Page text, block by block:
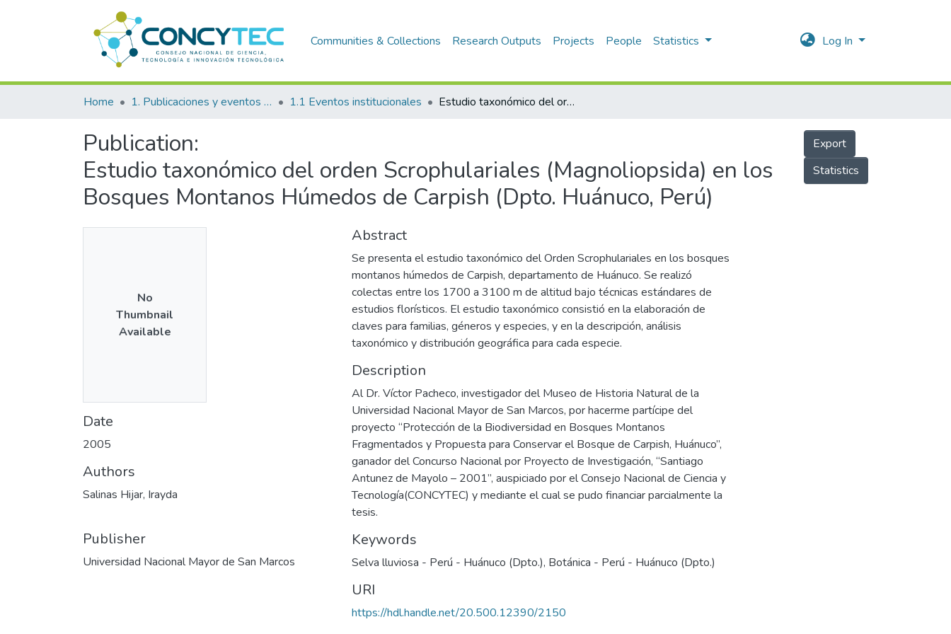
Communities & Collections Research Outputs Projects People Statistics Log In
Home 1. Publicaciones y eventos institucionales 1.1 Eventos institucionales Estudio taxonómico del orden Scrophulariales (Magnoliopsida) en los Bosques Montanos Húmedos de Carpish (Dpto. Huánuco, Perú)
Publication:
Estudio taxonómico del orden Scrophulariales (Magnoliopsida) en los
Bosques Montanos Húmedos de Carpish (Dpto. Huánuco, Perú)
Export
Statistics
No
Thumbnail
Available
Date
2005
Authors
Salinas Hijar, Irayda
Publisher
Universidad Nacional Mayor de San Marcos
Abstract
Se presenta el estudio taxonómico del Orden Scrophulariales en los bosques
montanos húmedos de Carpish, departamento de Huánuco. Se realizó
colectas entre los 1700 a 3100 m de altitud bajo técnicas estándares de
estudios florísticos. El estudio taxonómico consistió en la elaboración de
claves para familias, géneros y especies, y en la descripción, análisis
taxonómico y distribución geográfica para cada especie.
Description
Al Dr. Víctor Pacheco, investigador del Museo de Historia Natural de la
Universidad Nacional Mayor de San Marcos, por hacerme partícipe del
proyecto “Protección de la Biodiversidad en Bosques Montanos
Fragmentados y Propuesta para Conservar el Bosque de Carpish, Huánuco”,
ganador del Concurso Nacional por Proyecto de Investigación, “Santiago
Antunez de Mayolo – 2001”, auspiciado por el Consejo Nacional de Ciencia y
Tecnología(CONCYTEC) y mediante el cual se pudo financiar parcialmente la
tesis.
Keywords
Selva lluviosa - Perú - Huánuco (Dpto.), Botánica - Perú - Huánuco (Dpto.)
URI
https://hdl.handle.net/20.500.12390/2150